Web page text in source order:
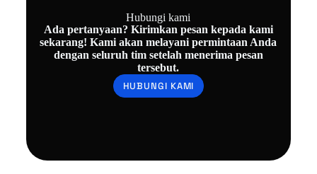
Hubungi kami
Ada pertanyaan? Kirimkan pesan kepada kami
sekarang! Kami akan melayani permintaan Anda
dengan seluruh tim setelah menerima pesan
tersebut.
HUBUNGI KAMI